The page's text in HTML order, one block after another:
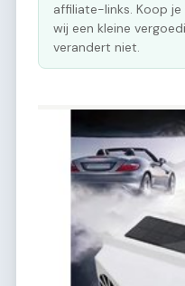
affiliate-links. Koop je
wij een kleine
verandert niet.